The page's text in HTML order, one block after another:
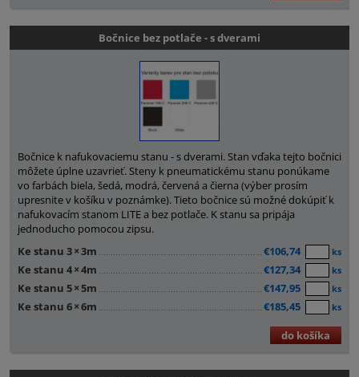
Bočnice bez potlače - s dverami
Bočnice k nafukovaciemu stanu - s dverami. Stan vďaka tejto bočnici
môžete úplne uzavrieť. Steny k pneumatickému stanu ponúkame
vo farbách biela, šedá, modrá, červená a čierna (výber prosím
upresnite v košíku v poznámke). Tieto bočnice sú možné dokúpiť k
nafukovacím stanom LITE a bez potlače. K stanu sa pripája
jednoducho pomocou zipsu.
Ke stanu 3×3m €106,74 ks
Ke stanu 4×4m €127,34 ks
Ke stanu 5×5m €147,95 ks
Ke stanu 6×6m €185,45 ks
do košíka